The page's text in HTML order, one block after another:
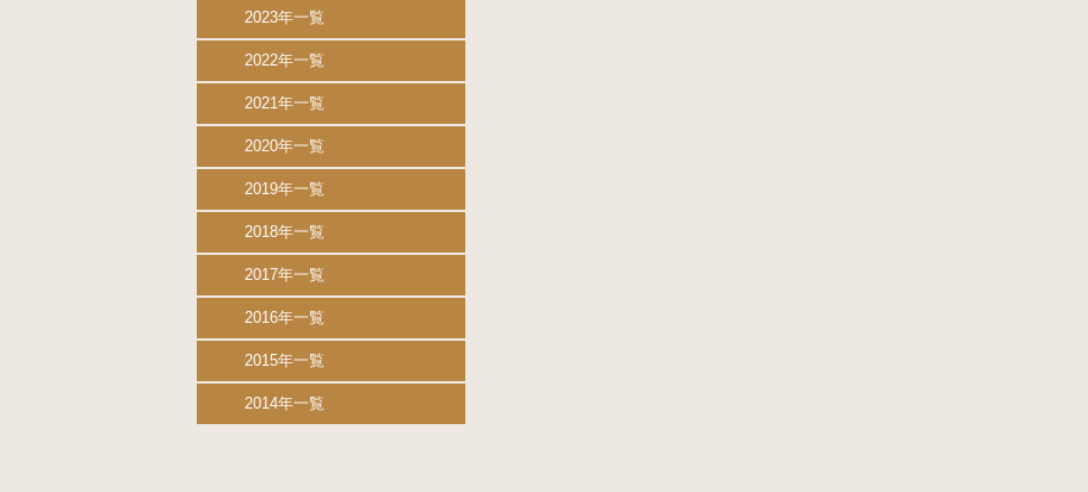
2023年一覧
2022年一覧
2021年一覧
2020年一覧
2019年一覧
2018年一覧
2017年一覧
2016年一覧
2015年一覧
2014年一覧